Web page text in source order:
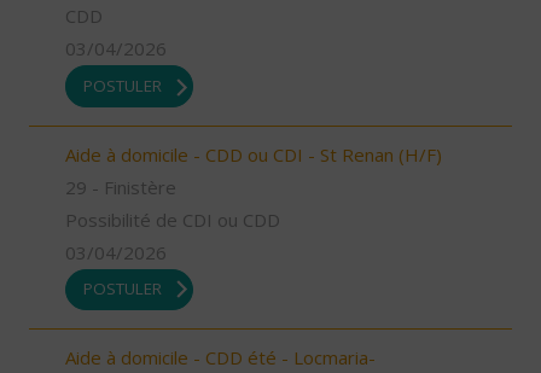
CDD
03/04/2026
POSTULER
Aide à domicile - CDD ou CDI - St Renan (H/F)
29 - Finistère
Possibilité de CDI ou CDD
03/04/2026
POSTULER
Aide à domicile - CDD été - Locmaria-